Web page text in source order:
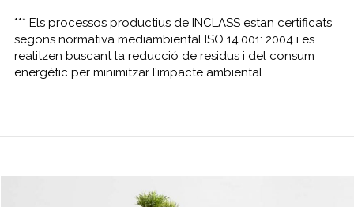
*** Els processos productius de INCLASS estan certificats
segons normativa mediambiental ISO 14.001: 2004 i es
realitzen buscant la reducció de residus i del consum
energètic per minimitzar l’impacte ambiental.